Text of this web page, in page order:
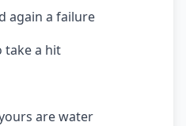
again a failure
take a hit
are water